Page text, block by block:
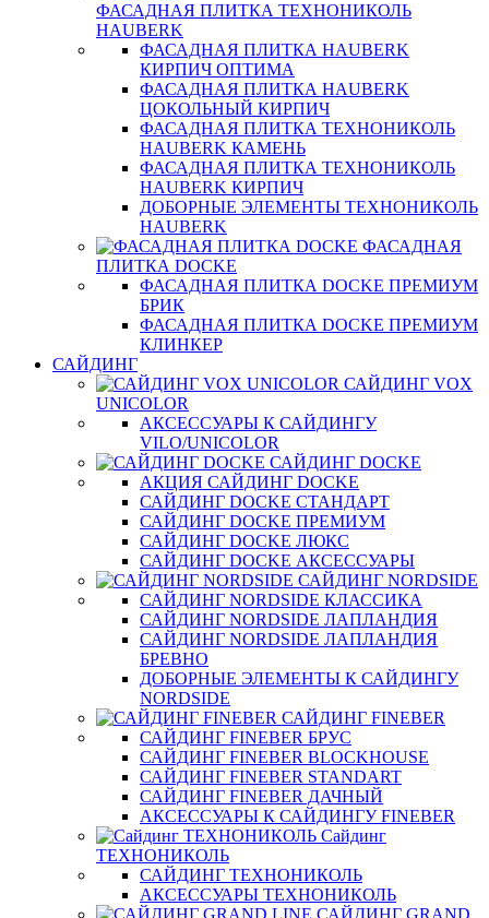
ФАСАДНАЯ ПЛИТКА ТЕХНОНИКОЛЬ
HAUBERK
ФАСАДНАЯ ПЛИТКА HAUBERK
КИРПИЧ ОПТИМА
ФАСАДНАЯ ПЛИТКА HAUBERK
ЦОКОЛЬНЫЙ КИРПИЧ
ФАСАДНАЯ ПЛИТКА ТЕХНОНИКОЛЬ
HAUBERK КАМЕНЬ
ФАСАДНАЯ ПЛИТКА ТЕХНОНИКОЛЬ
HAUBERK КИРПИЧ
ДОБОРНЫЕ ЭЛЕМЕНТЫ ТЕХНОНИКОЛЬ
HAUBERK
ФАСАДНАЯ
ПЛИТКА DOCKE
ФАСАДНАЯ ПЛИТКА DOCKE ПРЕМИУМ
БРИК
ФАСАДНАЯ ПЛИТКА DOCKE ПРЕМИУМ
КЛИНКЕР
САЙДИНГ
САЙДИНГ VOX
UNICOLOR
АКСЕССУАРЫ К САЙДИНГУ
VILO/UNICOLOR
САЙДИНГ DOCKE
АКЦИЯ САЙДИНГ DOCKE
САЙДИНГ DOCKE СТАНДАРТ
САЙДИНГ DOCKE ПРЕМИУМ
САЙДИНГ DOCKE ЛЮКС
САЙДИНГ DOCKE АКСЕССУАРЫ
САЙДИНГ NORDSIDE
САЙДИНГ NORDSIDE КЛАССИКА
САЙДИНГ NORDSIDE ЛАПЛАНДИЯ
САЙДИНГ NORDSIDE ЛАПЛАНДИЯ
БРЕВНО
ДОБОРНЫЕ ЭЛЕМЕНТЫ К САЙДИНГУ
NORDSIDE
САЙДИНГ FINEBER
САЙДИНГ FINEBER БРУС
САЙДИНГ FINEBER BLOCKHOUSE
САЙДИНГ FINEBER STANDART
САЙДИНГ FINEBER ДАЧНЫЙ
АКСЕССУАРЫ К САЙДИНГУ FINEBER
Сайдинг
ТЕХНОНИКОЛЬ
САЙДИНГ ТЕХНОНИКОЛЬ
АКСЕССУАРЫ ТЕХНОНИКОЛЬ
САЙДИНГ GRAND